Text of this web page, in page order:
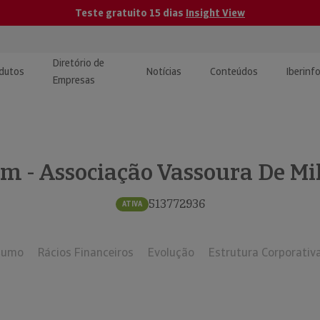
Teste gratuito 15 dias Insight View
e Monitorização de
Diretório de
Empresas
Notícias Conteúdos
| Estudos e
- Associação Vassoura De
ATIVA 513772936
Rácios Financeiros Evolução Estrutura Corporativa